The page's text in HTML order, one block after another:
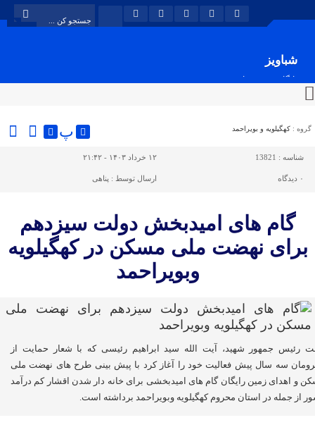
شباویز
پایگاه خبری شباویز
گروه : کهگیلویه و بویراحمد پ
شناسه : 13821 ۱۲ خرداد ۱۴۰۳ - ۲۱:۴۲
۰ دیدگاه ارسال توسط : پناهی
گام های امیدبخش دولت سیزدهم
برای نهضت ملی مسکن در کهگیلویه
وبویراحمد
رئیس جمهور شهید، آیت الله سید ابراهیم رئیسی که با شعار حمایت از
سه سال پیش فعالیت خود را آغاز کرد با پیش بینی طرح های نهضت ملی
و اهدای زمین رایگان گام های امیدبخشی برای خانه دار شدن اقشار کم درآمد
از جمله در استان محروم کهگیلویه وبویراحمد برداشته است.